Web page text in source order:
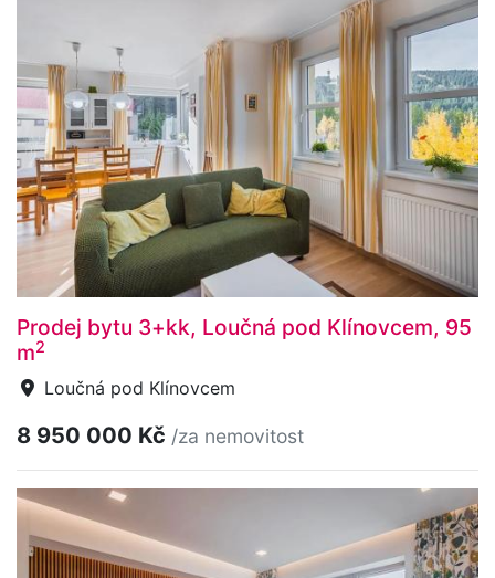
Prodej bytu 3+kk, Loučná pod Klínovcem, 95
m2
Loučná pod Klínovcem
8 950 000 Kč /za nemovitost